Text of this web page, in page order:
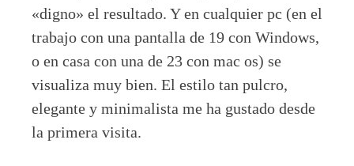
«digno» el resultado. Y en cualquier pc (en el
trabajo con una pantalla de 19 con Windows,
o en casa con una de 23 con mac os) se
visualiza muy bien. El estilo tan pulcro,
elegante y minimalista me ha gustado desde
la primera visita.